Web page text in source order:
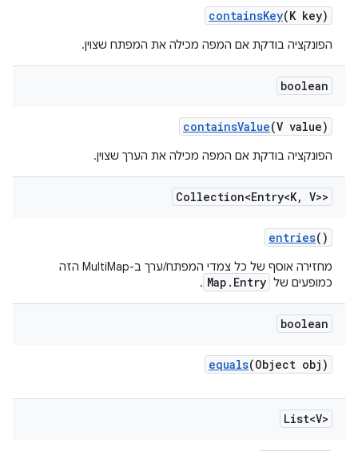
containsKey(K key)
הפונקציה בודקת אם המפה מכילה את המפתח שצוין.
boolean
containsValue(V value)
הפונקציה בודקת אם המפה מכילה את הערך שצוין.
Collection<Entry<K, V>>
entries()
מחזירה אוסף של כל צמדי המפתח/ערך ב-MultiMap הזה
כמופעים של Map.Entry
.
boolean
equals(Object obj)
List<V>